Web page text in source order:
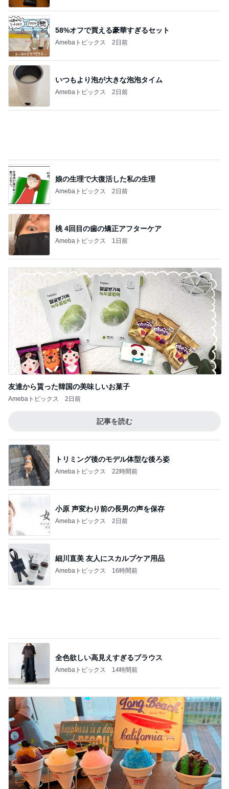
Amebaトピックス
記事を読む
トリミング後のモデル体型な後ろ姿
Amebaトピックス 22時間前
小原 声変わり前の長男の声を保存
Amebaトピックス 2日前
細川直美 友人にスカルプケア用品
Amebaトピックス 16時間前
全色欲しい高見えすぎるブラウス
新登場したカフェテリアの夏メニュー
高騰し注文できなくなった帆立
Amebaトピックス 2日前
皆が羨む大学に25年勤めた幸運
Amebaトピックス 14時間前
ビュッフェで爆食いした高級品
Amebaトピックス 23時間前